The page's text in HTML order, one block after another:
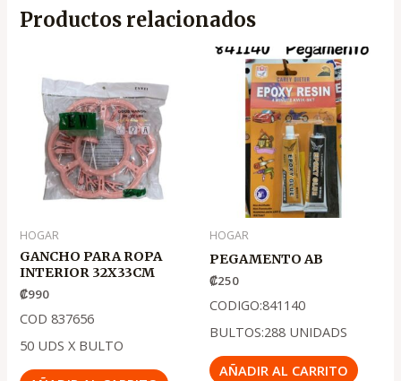
Productos relacionados
HOGAR
GANCHO PARA ROPA
INTERIOR 32X33CM
₡990
COD 837656
50 UDS X BULTO
HOGAR
PEGAMENTO AB
₡250
CODIGO:841140
BULTOS:288 UNIDADS
AÑADIR AL CARRITO